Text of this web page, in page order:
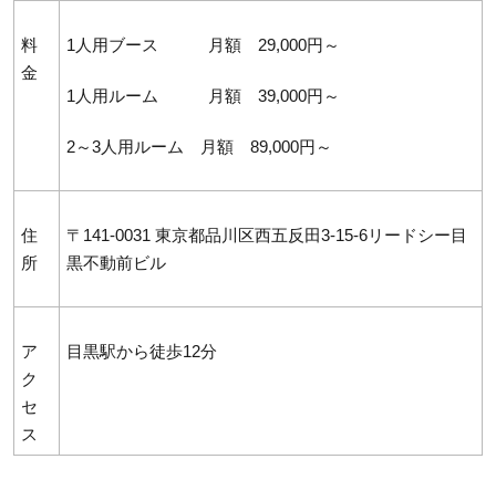
料
金
1人用ブース 月額 29,000円～
1人用ルーム 月額 39,000円～
2～3人用ルーム 月額 89,000円～
住
所
〒141-0031 東京都品川区西五反田3-15-6リードシー目
黒不動前ビル
ア
ク
セ
ス
目黒駅から徒歩12分